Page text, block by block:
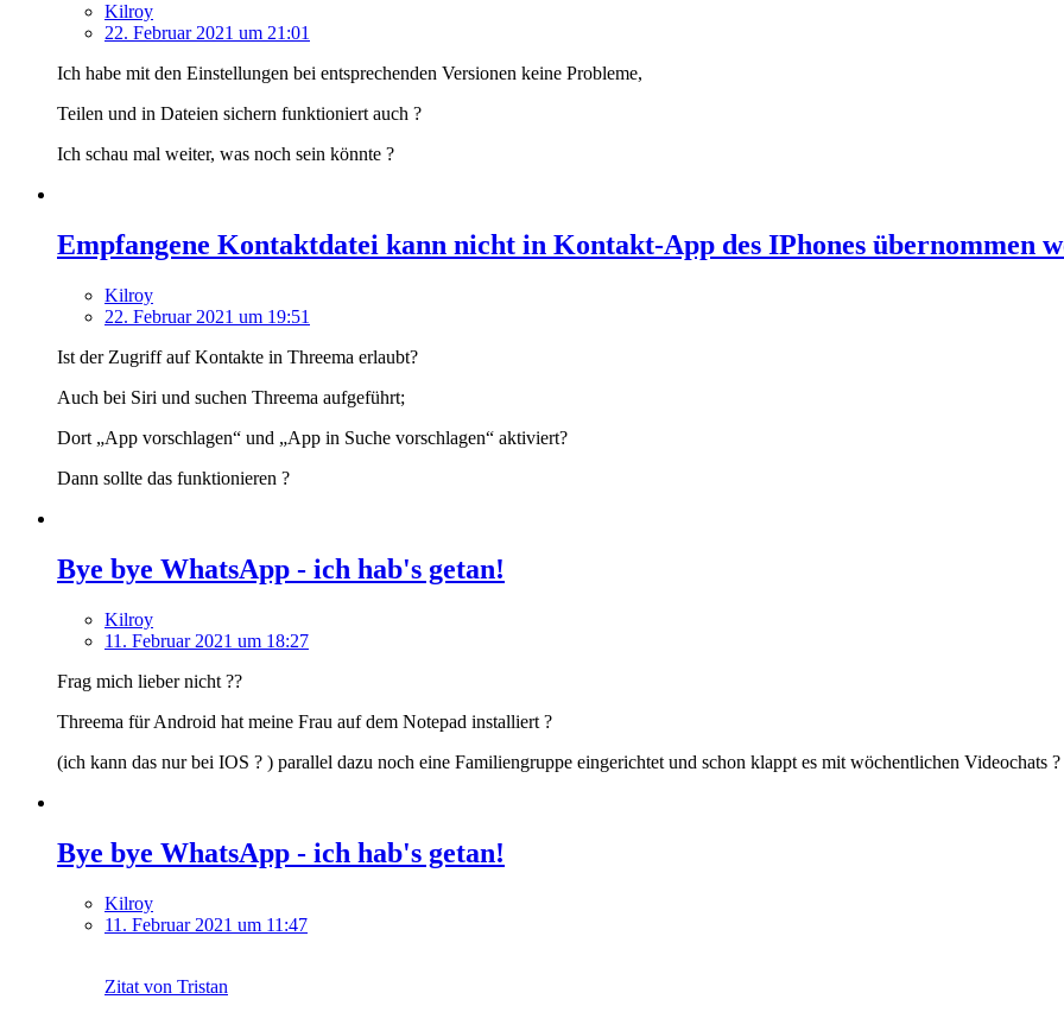
Kilroy
22. Februar 2021 um 21:01
Ich habe mit den Einstellungen bei entsprechenden Versionen keine Probleme,
Teilen und in Dateien sichern funktioniert auch ?
Ich schau mal weiter, was noch sein könnte ?
Empfangene Kontaktdatei kann nicht in Kontakt-App des IPhones übernommen
Kilroy
22. Februar 2021 um 19:51
Ist der Zugriff auf Kontakte in Threema erlaubt?
Auch bei Siri und suchen Threema aufgeführt;
Dort „App vorschlagen“ und „App in Suche vorschlagen“ aktiviert?
Dann sollte das funktionieren ?
Bye bye WhatsApp - ich hab's getan!
Kilroy
11. Februar 2021 um 18:27
Frag mich lieber nicht ??
Threema für Android hat meine Frau auf dem Notepad installiert ?
(ich kann das nur bei IOS ? ) parallel dazu noch eine Familiengruppe eingerichtet und schon klappt es mit wöchentlichen Videochats ?
Bye bye WhatsApp - ich hab's getan!
Kilroy
11. Februar 2021 um 11:47
Zitat von Tristan